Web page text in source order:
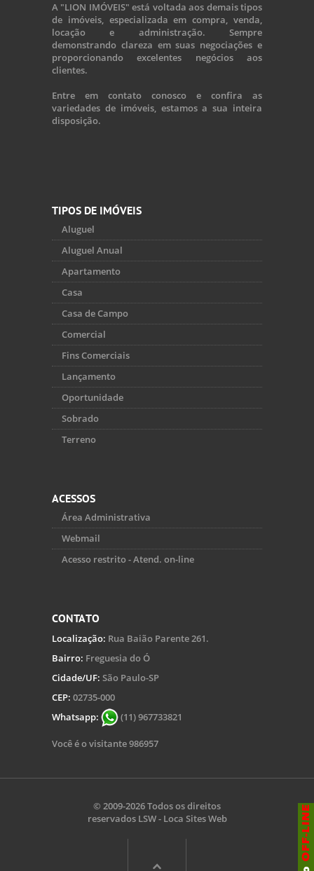
A "LION IMÓVEIS" está voltada aos demais tipos
de imóveis, especializada em compra, venda,
locação e administração. Sempre
demonstrando clareza em suas negociações e
proporcionando excelentes negócios aos
clientes.
Entre em contato conosco e confira as
variedades de imóveis, estamos a sua inteira
disposição.
TIPOS DE IMÓVEIS
Aluguel
Aluguel Anual
Apartamento
Casa
Casa de Campo
Comercial
Fins Comerciais
Lançamento
Oportunidade
Sobrado
Terreno
ACESSOS
Área Administrativa
Webmail
Acesso restrito - Atend. on-line
CONTATO
Localização: Rua Baião Parente 261.
Bairro: Freguesia do Ó
Cidade/UF: São Paulo-SP
CEP: 02735-000
Whatsapp:
(11) 967733821
Você é o visitante 986957
© 2009-2026 Todos os direitos
reservados LSW - Loca Sites Web